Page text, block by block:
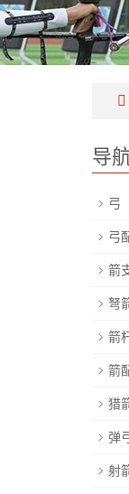
导
弓
弓
箭
弩
箭
箭
猎
弹
射